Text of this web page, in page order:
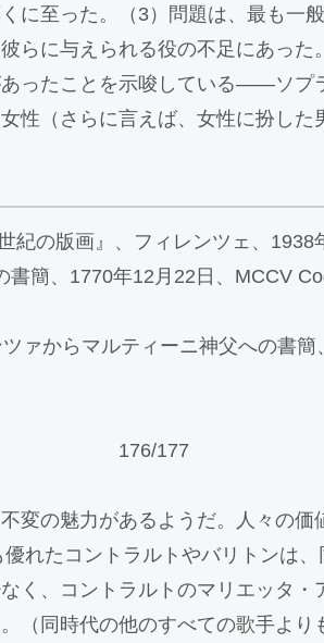
に至った。（3）問題は、最も一
らに与えられる役の不足にあった
ったことを示唆している――ソプ
性（さらに言えば、女性に扮した
紀の版画』、フィレンツェ、1938
書簡、1770年12月22日、MCCV
ァからマルティーニ神父への書簡
176/177
変の魅力があるようだ。人々の価
れたコントラルトやバリトンは
く、コントラルトのマリエッタ・
（同時代の他のすべての歌手より